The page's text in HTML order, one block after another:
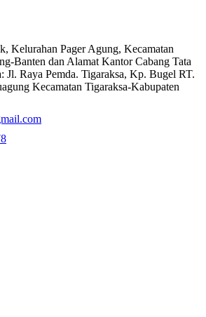
Kelurahan Pager Agung, Kecamatan
Banten dan Alamat Kantor Cabang Tata
Jl. Raya Pemda. Tigaraksa, Kp. Bugel RT.
Kecamatan Tigaraksa-Kabupaten